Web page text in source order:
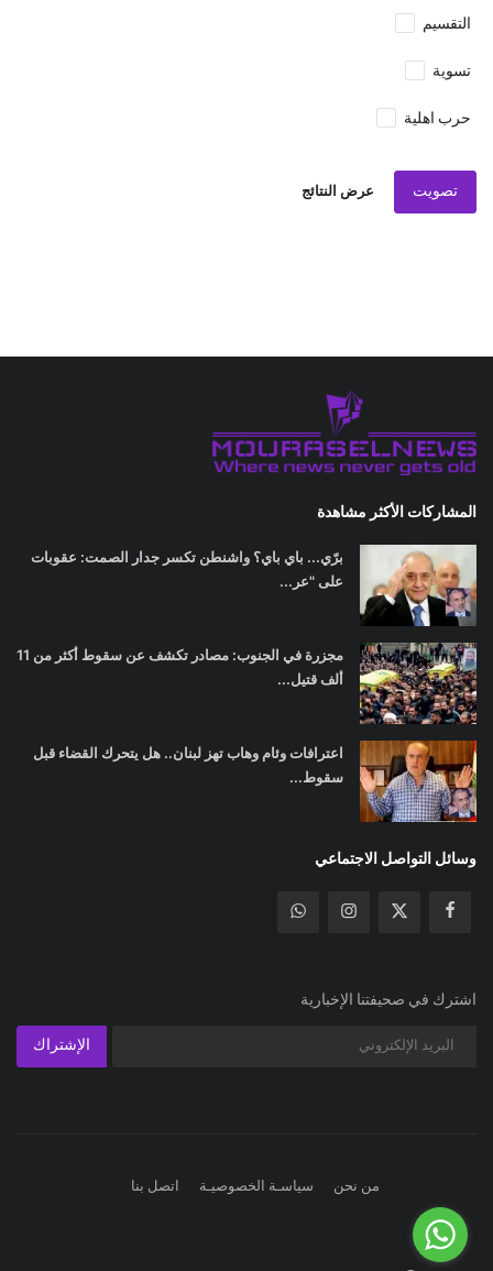
التقسيم
تسوية
حرب اهلية
تصويت عرض النتائج
المشاركات الأكثر مشاهدة
برّي... باي باي؟ واشنطن تكسر جدار الصمت: عقوبات
على "عر...
مجزرة في الجنوب: مصادر تكشف عن سقوط أكثر من 11
ألف قتيل...
اعترافات وئام وهاب تهز لبنان.. هل يتحرك القضاء قبل
سقوط...
وسائل التواصل الاجتماعي
اشترك في صحيفتنا الإخبارية
الإشتراك
من نحن سياسـة الخصوصيـة اتصل بنا